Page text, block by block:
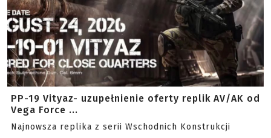
PP-19 Vityaz- uzupełnienie oferty replik AV/AK od
Vega Force ...
Najnowsza replika z serii Wschodnich Konstrukcji